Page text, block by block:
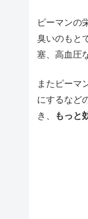
ピーマンの
臭いのもと
塞、高血圧
またピーマ
にするなど
き、
もっと